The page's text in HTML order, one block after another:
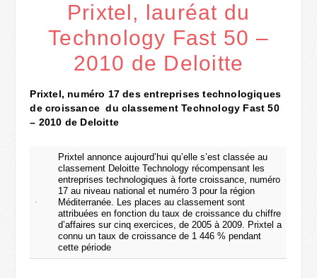
Prixtel, lauréat du
Technology Fast 50 –
2010 de Deloitte
Prixtel, numéro 17 des entreprises technologiques
de croissance du classement Technology Fast 50
– 2010 de Deloitte
Prixtel annonce aujourd’hui qu’elle s’est classée au
classement Deloitte Technology récompensant les
entreprises technologiques à forte croissance, numéro
17 au niveau national et numéro 3 pour la région
Méditerranée. Les places au classement sont
attribuées en fonction du taux de croissance du chiffre
d’affaires sur cinq exercices, de 2005 à 2009. Prixtel a
connu un taux de croissance de 1 446 % pendant
cette période